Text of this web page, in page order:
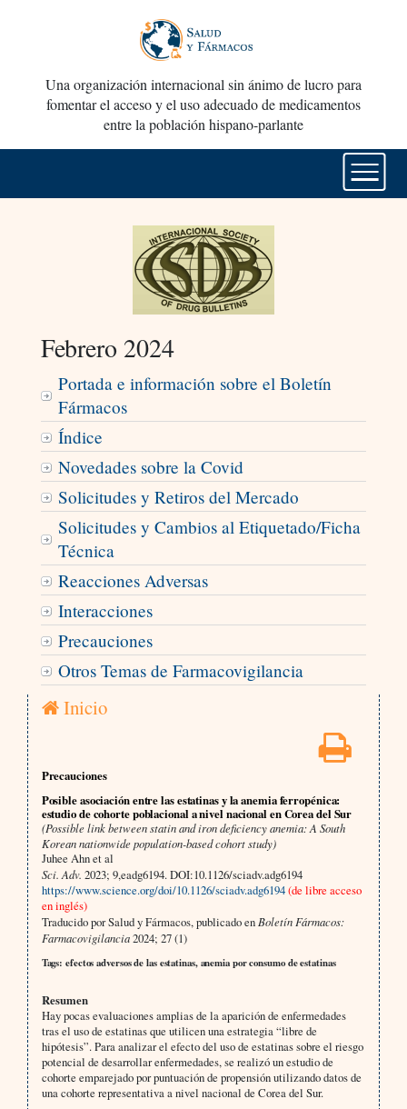
Una organización internacional sin ánimo de lucro para
fomentar el acceso y el uso adecuado de medicamentos
entre la población hispano-parlante
Febrero 2024
Portada e información sobre el Boletín
Fármacos
Índice
Novedades sobre la Covid
Solicitudes y Retiros del Mercado
Solicitudes y Cambios al Etiquetado/Ficha
Técnica
Reacciones Adversas
Interacciones
Precauciones
Otros Temas de Farmacovigilancia
Inicio
Precauciones
Posible asociación entre las estatinas y la anemia ferropénica:
estudio de cohorte poblacional a nivel nacional en Corea del Sur
(Possible link between statin and iron deficiency anemia: A South
Korean nationwide population-based cohort study)
Juhee Ahn et al
Sci. Adv. 2023; 9,eadg6194. DOI:10.1126/sciadv.adg6194
https://www.science.org/doi/10.1126/sciadv.adg6194(de libre acceso
en inglés)
Traducido por Salud y Fármacos, publicado en Boletín Fármacos:
Farmacovigilancia2024; 27 (1)
Tags: efectos adversos de las estatinas, anemia por consumo de estatinas
Resumen
Hay pocas evaluaciones amplias de la aparición de enfermedades
tras el uso de estatinas que utilicen una estrategia “libre de
hipótesis”. Para analizar el efecto del uso de estatinas sobre el riesgo
potencial de desarrollar enfermedades, se realizó un estudio de
cohorte emparejado por puntuación de propensión utilizando datos de
una cohorte representativa a nivel nacional de Corea del Sur.